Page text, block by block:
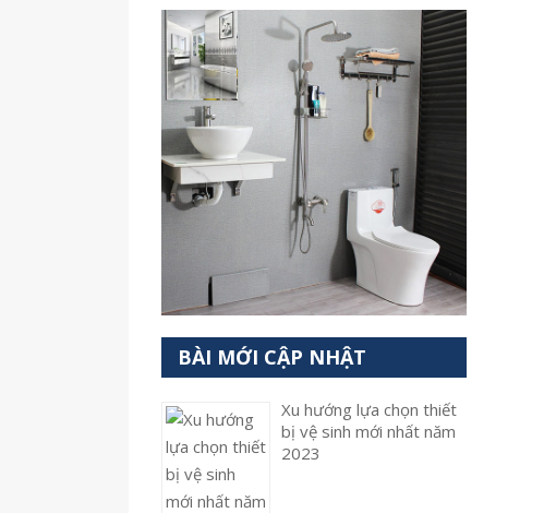
BÀI MỚI CẬP NHẬT
Xu hướng lựa chọn thiết
bị vệ sinh mới nhất năm
2023